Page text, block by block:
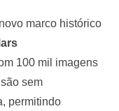
marco histórico
100 mil imagens
sem
permitindo